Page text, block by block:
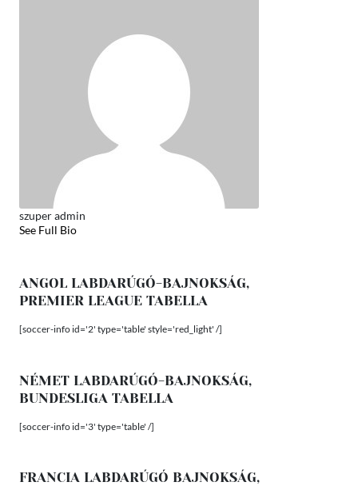
szuper admin
See Full Bio
ANGOL LABDARÚGÓ-BAJNOKSÁG,
PREMIER LEAGUE TABELLA
[soccer-info id='2' type='table' style='red_light' /]
NÉMET LABDARÚGÓ-BAJNOKSÁG,
BUNDESLIGA TABELLA
[soccer-info id='3' type='table' /]
FRANCIA LABDARÚGÓ BAJNOKSÁG,